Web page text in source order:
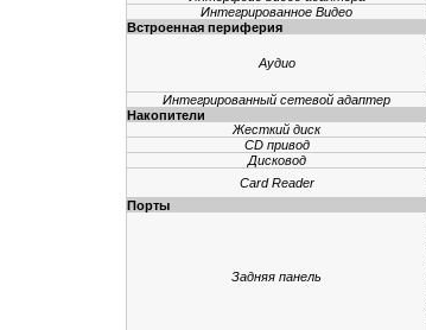
Интегрированное Видео
Встроенная периферия
Аудио
Интегрированный cетевой адаптер
Накопители
Жесткий диск
CD привод
Дисковод
Card Reader
Порты
Задняя панель